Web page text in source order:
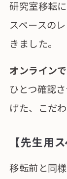
研究室移転
スペースの
きました。
オンライン
ひとつ確認
げた、こだ
【先生用
移転前と同